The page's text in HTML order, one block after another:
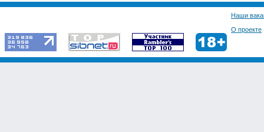
Наши
О проекте